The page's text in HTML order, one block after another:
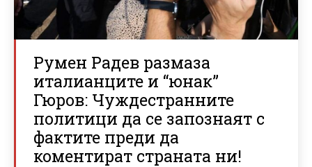
Румен Радев размаза
италианците и “юнак”
Гюров: Чуждестранните
политици да се запознаят с
фактите преди да
коментират страната ни!